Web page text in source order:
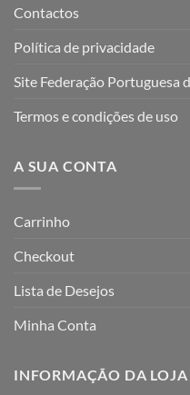
Contactos
Política de privacidade
Site Federação Portuguesa
Termos e condições de uso
A SUA CONTA
Carrinho
Checkout
Lista de Desejos
Minha Conta
INFORMAÇÃO DA LOJA